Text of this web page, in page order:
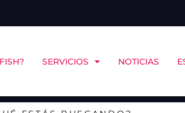
SERVICIOS NOTICIAS